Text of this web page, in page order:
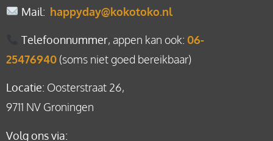
Mail: happyday@kokotoko.nl
Telefoonnummer, appen kan ook: 06-
25476940 (soms niet goed bereikbaar)
Locatie: Oosterstraat 26,
9711 NV Groningen
Volg ons via: